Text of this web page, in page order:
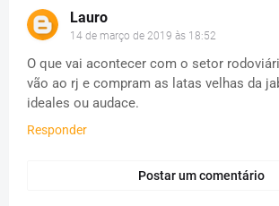
Lauro
14 de março de 2019 às 18:52
O que vai acontecer com o setor
vão ao rj e compram as latas velhas da
ideales ou audace.
Responder
Postar um comentário